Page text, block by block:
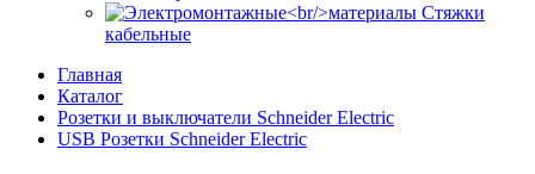
Стяжки
кабельные
Главная
Каталог
Розетки и выключатели Schneider Electric
USB Розетки Schneider Electric